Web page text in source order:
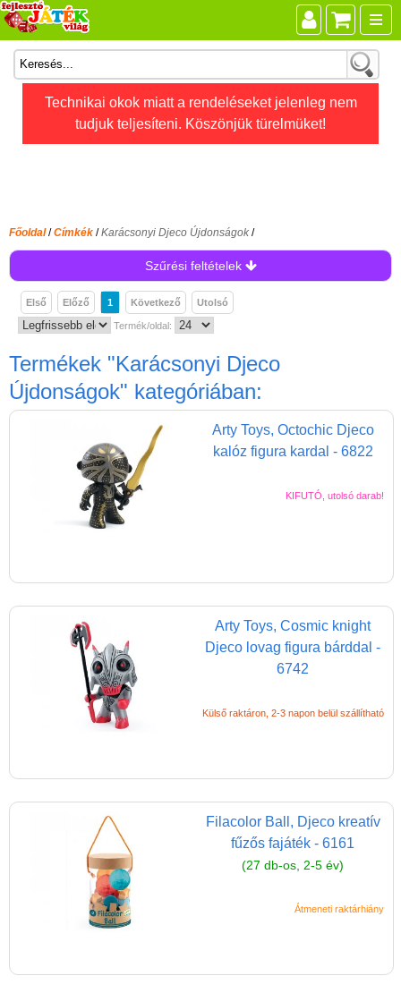
Technikai okok miatt a rendeléseket jelenleg nem
tudjuk teljesíteni. Köszönjük türelmüket!
Főoldal/Címkék /Karácsonyi Djeco Újdonságok /
Szűrési feltételek
Első Előző 1 Következő Utolsó
Termék/oldal:
Termékek "Karácsonyi Djeco
Újdonságok" kategóriában:
Arty Toys, Octochic Djeco
kalóz figura kardal - 6822
KIFUTÓ, utolsó darab!
Arty Toys, Cosmic knight
Djeco lovag figura bárddal -
6742
Külső raktáron, 2-3 napon belül szállítható
Filacolor Ball, Djeco kreatív
fűzős fajáték - 6161
(27 db-os, 2-5 év)
Átmeneti raktárhiány
Összes játék
Játékok életkor szerint
Bébijátékok
Diafilm
Építőjáték
Fajátékok
Futóbiciklik, rollerek
Intelligens gyurma
Könyv
Licenszes TOP
gyerekajándékok
Logikai játékok
Magyar játékok
Montessori játékok
Mozgásfejlesztő játékok